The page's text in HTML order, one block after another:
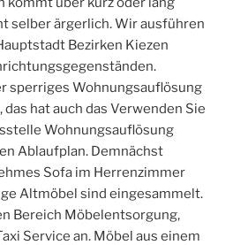
selber ärgerlich. Wir ausführen
Bezirken Kiezen
sperriges Wohnungsauflösung
hat auch das Verwenden Sie
Wohnungsauflösung
Ablaufplan. Demnächst
Sofa im Herrenzimmer
Altmöbel sind eingesammelt.
Bereich Möbelentsorgung,
Service an. Möbel aus einem